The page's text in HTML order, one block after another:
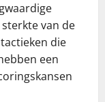
van de
die
een